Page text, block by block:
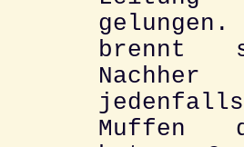
brennt
Muffen